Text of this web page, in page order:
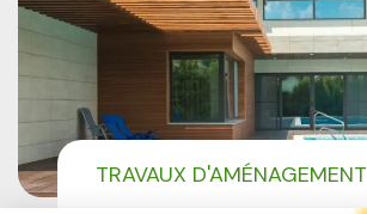
TRAVAUX D'AMÉNAGEMENT